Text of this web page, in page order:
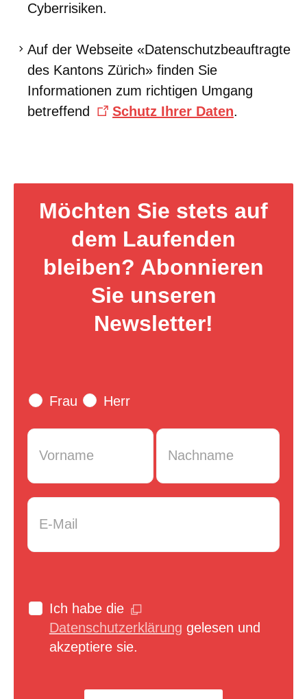
Cyberrisiken.
Auf der Webseite «Datenschutzbeauftragte
des Kantons Zürich» finden Sie
Informationen zum richtigen Umgang
betreffend
Schutz Ihrer Daten.
Möchten Sie stets auf
dem Laufenden
bleiben? Abonnieren
Sie unseren
Newsletter!
Frau Herr
Vorname Nachname
E-Mail
Ich habe die
Datenschutzerklärung gelesen und
akzeptiere sie.